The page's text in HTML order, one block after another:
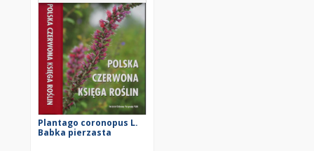
Plantago coronopus L.
Babka pierzasta